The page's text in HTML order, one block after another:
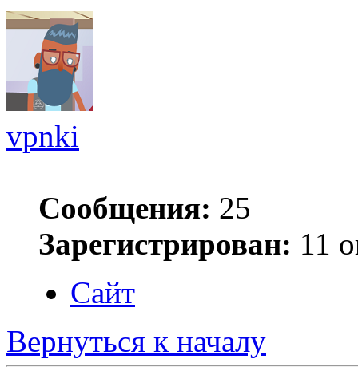
vpnki
Сообщения: 25
Зарегистрирован: 11
Сайт
Вернуться к началу